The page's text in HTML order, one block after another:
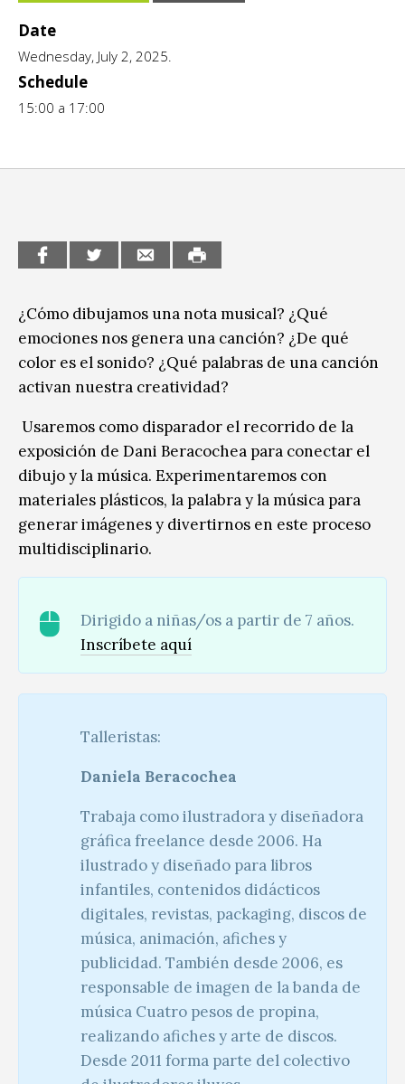
CCE en el interior/libros
Espacio itinerante de lectura infantil
Exposiciones
Formación
Género y Diversidad
Medio Ambiente
Música
Sin categoría
Date
Wednesday, July 2, 2025.
Schedule
15:00 a 17:00
¿Cómo dibujamos una nota musical? ¿Qué
emociones nos genera una canción? ¿De qué
color es el sonido? ¿Qué palabras de una canción
activan nuestra creatividad?
Usaremos como disparador el recorrido de la
exposición de Dani Beracochea para conectar el
dibujo y la música. Experimentaremos con
materiales plásticos, la palabra y la música para
generar imágenes y divertirnos en este proceso
multidisciplinario.
Dirigido a niñas/os a partir de 7 años.
Inscríbete aquí
Talleristas:
Daniela Beracochea
Trabaja como ilustradora y diseñadora
gráfica freelance desde 2006. Ha
ilustrado y diseñado para libros
infantiles, contenidos didácticos
digitales, revistas, packaging, discos de
música, animación, afiches y
publicidad. También desde 2006, es
responsable de imagen de la banda de
música Cuatro pesos de propina,
realizando afiches y arte de discos.
Desde 2011 forma parte del colectivo